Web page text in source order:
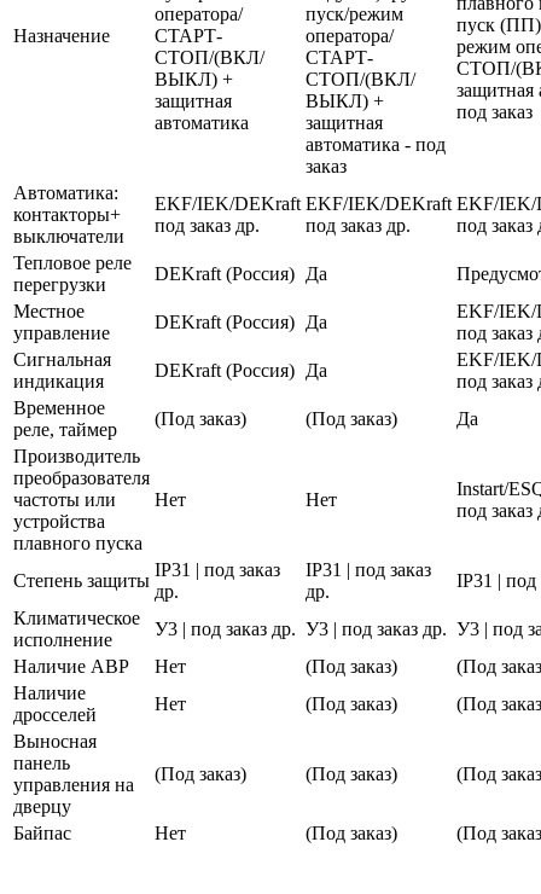
Назначение
оператора/
СТАРТ-
СТОП/(ВКЛ/
ВЫКЛ) +
защитная
автоматика
пуск/режим
оператора/
СТАРТ-
СТОП/(ВКЛ/
ВЫКЛ) +
защитная
автоматика - под
заказ
пуск
режим
СТОП/
защитная
под заказ
Автоматика:
контакторы+
выключатели
EKF/IEK/DEKraft
под заказ др.
EKF/IEK/DEKraft
под заказ др.
EKF/IEK/
под заказ
Тепловое реле
перегрузки
DEKraft (Россия) Да
Местное
управление
DEKraft (Россия) Да
EKF/IEK/
под заказ
Сигнальная
индикация
DEKraft (Россия) Да
EKF/IEK/
под заказ
Временное
реле, таймер
(Под заказ) (Под заказ)
Да
Производитель
преобразователя
частоты или
устройства
плавного пуска
Нет Нет
Instart/
под заказ
Степень защиты
IP31 | под заказ
др.
IP31 | под заказ
др.
IP31 | под
Климатическое
исполнение
У3 | под заказ др. У3 | под заказ др. У3 | под
Наличие АВР
Нет (Под заказ)
(Под
Наличие
дросселей
Нет (Под заказ)
(Под
Выносная
панель
управления на
дверцу
(Под заказ) (Под заказ) (Под
Байпас Нет (Под заказ) (Под